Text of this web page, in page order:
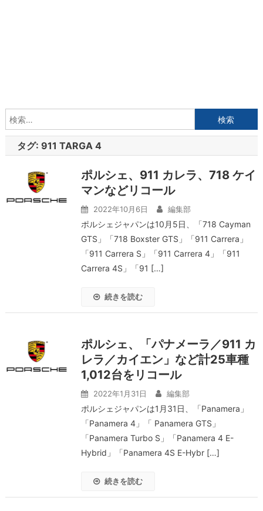
索:
タグ: 911 TARGA 4
ポルシェ、911 カレラ、718 ケイ
マンなどリコール
2022年10月6日 編集部
ポルシェジャパンは10月5日、「718 Cayman
GTS」「718 Boxster GTS」「911 Carrera」
「911 Carrera S」「911 Carrera 4」「911
Carrera 4S」「91 […]
続きを読む
ポルシェ、「パナメーラ／911 カ
レラ／カイエン」など計25車種
1,012台をリコール
2022年1月31日 編集部
ポルシェジャパンは1月31日、「Panamera」
「Panamera 4」「 Panamera GTS」
「Panamera Turbo S」「Panamera 4 E-
Hybrid」「Panamera 4S E-Hybr […]
続きを読む